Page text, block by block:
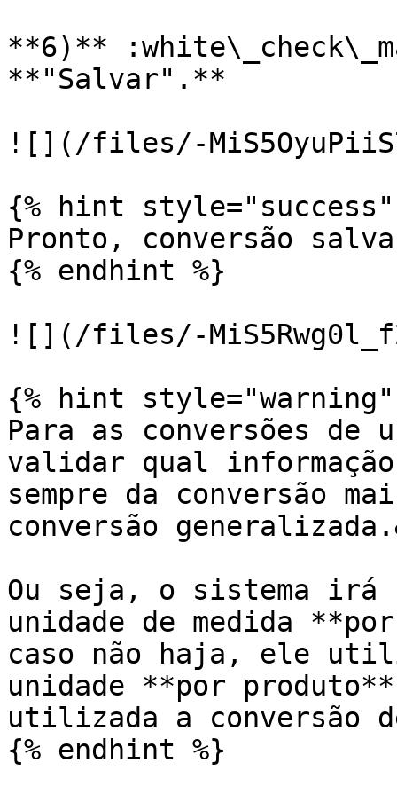
**6)**
**"Salvar".**
![](/files/-
{% hint style="success"
Pronto, conversão
{% endhint %}
![](/files/-
{% hint style="warning"
Para as conversões de
validar qual
sempre da conversão
conversão
Ou seja, o sistema
unidade de medida
caso não haja, ele
unidade **por
utilizada a conversão
{% endhint %}